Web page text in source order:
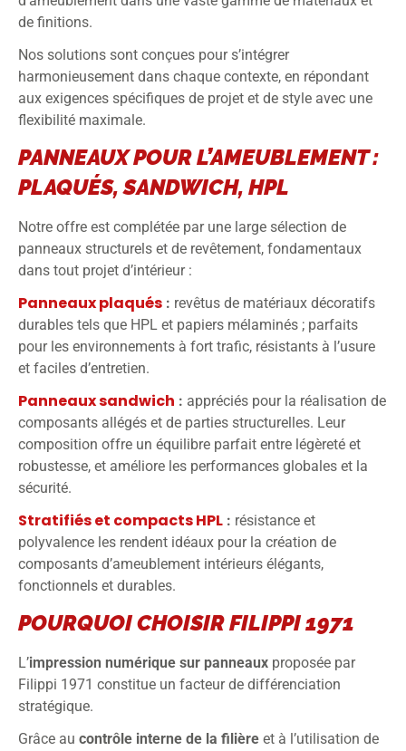
de finitions.
Nos solutions sont conçues pour s’intégrer
harmonieusement dans chaque contexte, en répondant
aux exigences spécifiques de projet et de style avec une
flexibilité maximale.
PANNEAUX POUR L’AMEUBLEMENT :
PLAQUÉS, SANDWICH, HPL
Notre offre est complétée par une large sélection de
panneaux structurels et de revêtement, fondamentaux
dans tout projet d’intérieur :
Panneaux plaqués : revêtus de matériaux décoratifs
durables tels que HPL et papiers mélaminés ; parfaits
pour les environnements à fort trafic, résistants à l’usure
et faciles d’entretien.
Panneaux sandwich : appréciés pour la réalisation de
composants allégés et de parties structurelles. Leur
composition offre un équilibre parfait entre légèreté et
robustesse, et améliore les performances globales et la
sécurité.
Stratifiés et compacts HPL : résistance et
polyvalence les rendent idéaux pour la création de
composants d’ameublement intérieurs élégants,
fonctionnels et durables.
POURQUOI CHOISIR FILIPPI 1971
L’impression numérique sur panneaux proposée par
Filippi 1971 constitue un facteur de différenciation
stratégique.
Grâce au contrôle interne de la filière et à l’utilisation de